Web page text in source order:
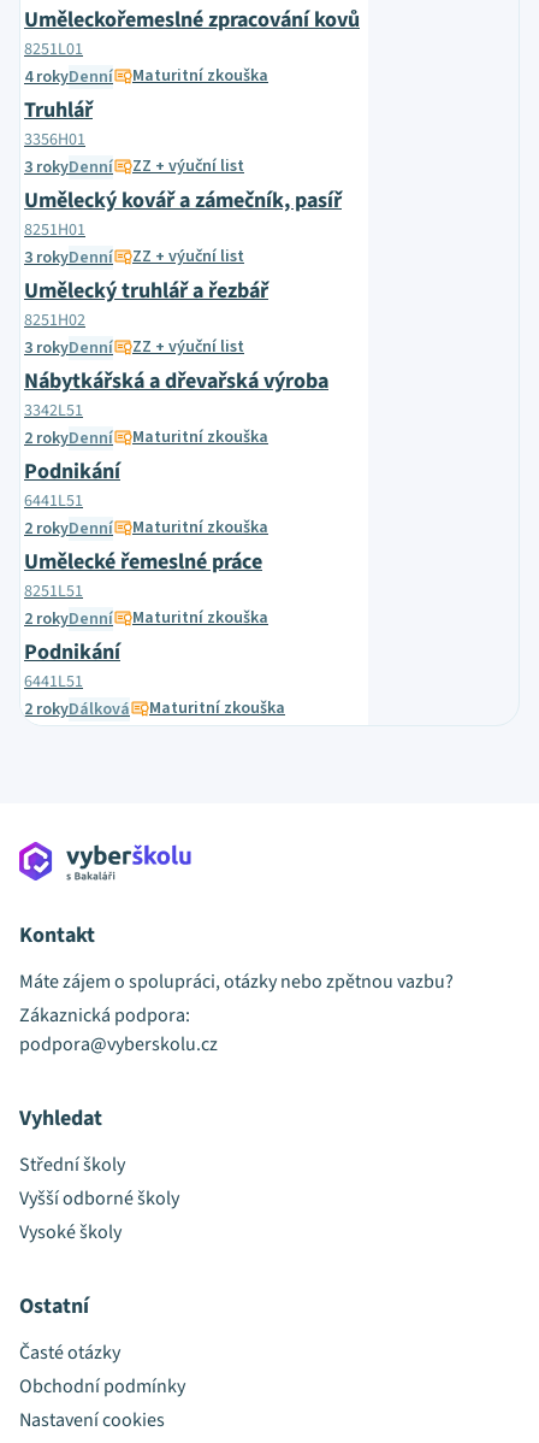
Uměleckořemeslné zpracování kovů
8251L01
4 rokyDenní Maturitní zkouška
Truhlář
3356H01
3 rokyDenní ZZ + výuční list
Umělecký kovář a zámečník, pasíř
8251H01
3 rokyDenní ZZ + výuční list
Umělecký truhlář a řezbář
8251H02
3 rokyDenní ZZ + výuční list
Nábytkářská a dřevařská výroba
3342L51
2 rokyDenní Maturitní zkouška
Podnikání
6441L51
2 rokyDenní Maturitní zkouška
Umělecké řemeslné práce
8251L51
2 rokyDenní Maturitní zkouška
Podnikání
6441L51
2 rokyDálková Maturitní zkouška
Kontakt
Máte zájem o spolupráci, otázky nebo zpětnou vazbu?
Zákaznická podpora:
podpora@vyberskolu.cz
Vyhledat
Střední školy
Vyšší odborné školy
Vysoké školy
Ostatní
Časté otázky
Obchodní podmínky
Nastavení cookies